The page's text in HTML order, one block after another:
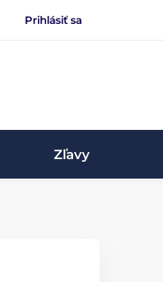
Prihlásiť sa
Zľavy